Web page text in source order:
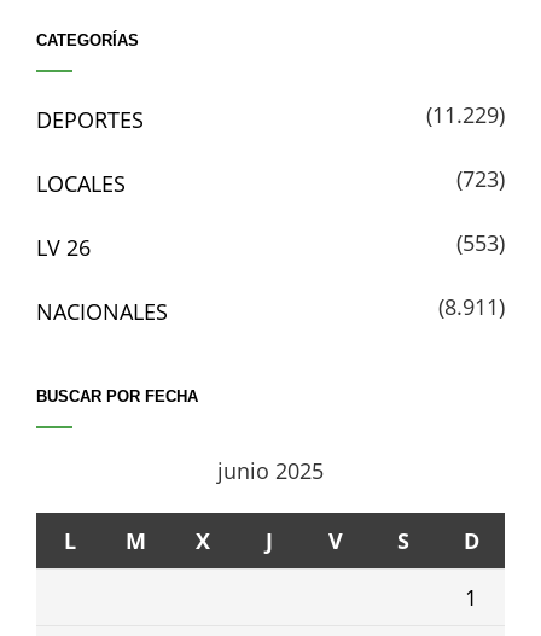
CATEGORÍAS
DEPORTES (11.229)
LOCALES (723)
LV 26 (553)
NACIONALES (8.911)
BUSCAR POR FECHA
junio 2025
L M X J V S
D
1